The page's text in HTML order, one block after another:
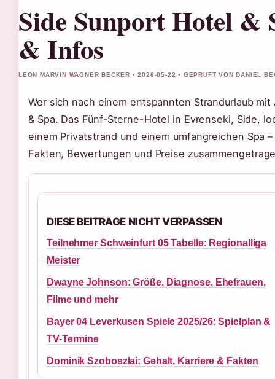
Side Sunport Hotel &
& Infos
LEON MARVIN WAGNER BECKER • 2026-05-22 • GEPRUFT VON DANIEL
Wer sich nach einem entspannten Strandurlaub
& Spa. Das Fünf-Sterne-Hotel in Evrenseki, Side,
einem Privatstrand und einem umfangreichen Spa
Fakten, Bewertungen und Preise
DIESE BEITRAGE NICHT VERPASSEN
Teilnehmer Schweinfurt 05 Tabelle: Regionalliga
Meister
Dwayne Johnson: Größe, Diagnose, Ehefrauen,
Filme und mehr
Bayer 04 Leverkusen Spiele 2025/26: Spielplan &
TV-Termine
Dominik Szoboszlai: Gehalt, Karriere & Fakten